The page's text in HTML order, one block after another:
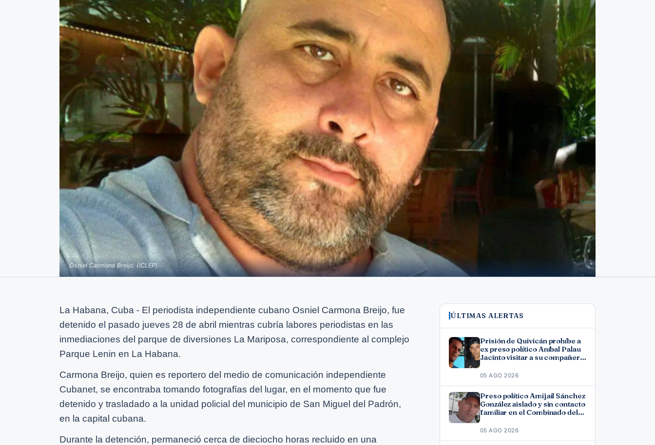
Osniel Carmona Breijo. (ICLEP)
La Habana, Cuba - El periodista independiente cubano Osniel Carmona Breijo, fue
detenido el pasado jueves 28 de abril mientras cubría labores periodistas en las
inmediaciones del parque de diversiones La Mariposa, correspondiente al complejo
Parque Lenin en La Habana.
Carmona Breijo, quien es reportero del medio de comunicación independiente
Cubanet, se encontraba tomando fotografías del lugar, en el momento que fue
detenido y trasladado a la unidad policial del municipio de San Miguel del Padrón,
en la capital cubana.
Durante la detención, permaneció cerca de dieciocho horas recluido en una
ÚLTIMAS ALERTAS
Prisión de Quivicán prohíbe a
ex preso político Aníbal Palau
Jacinto visitar a su compañero
Fonseca
05 AGO 2026
Preso político Amijail Sánchez
González aislado y sin contacto
familiar en el Combinado del
05 AGO 2026